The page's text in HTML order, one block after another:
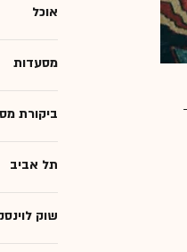
אוכל
מסעדות
ביקורת
תל אביב
שוק